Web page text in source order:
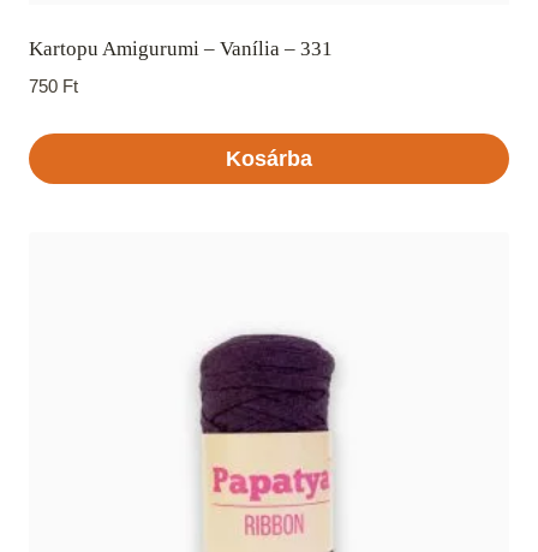
Kartopu Amigurumi – Vanília – 331
750 Ft
Kosárba